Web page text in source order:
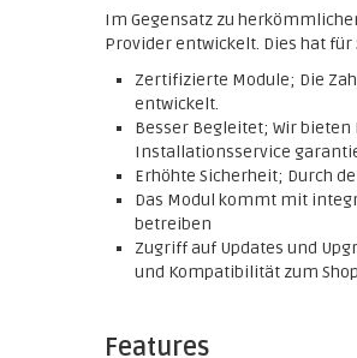
Im Gegensatz zu
Provider entwickelt. Dies hat für
Zertifizierte Module; Die
entwickelt.
Besser Begleitet; Wir
Installationsservice
Erhöhte Sicherheit; Durch
Das Modul kommt mit
betreiben
Zugriff auf Updates und
und Kompatibilität zum
Features